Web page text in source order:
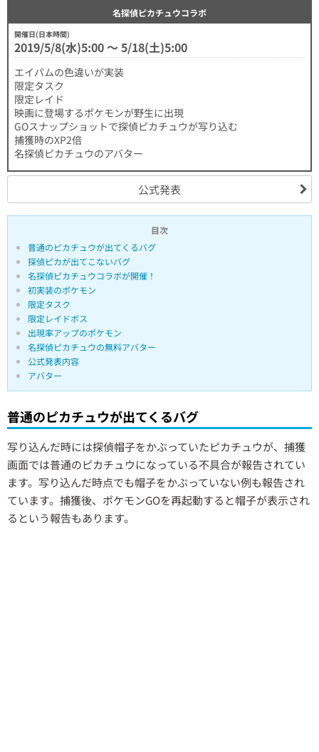
名探偵ピカチュウコラボ
開催日(日本時間)
2019/5/8(水)5:00 〜 5/18(土)5:00
エイパムの色違いが実装
限定タスク
限定レイド
映画に登場するポケモンが野生に出現
GOスナップショットで探偵ピカチュウが写り込む
捕獲時のXP2倍
名探偵ピカチュウのアバター
公式発表
目次
普通のピカチュウが出てくるバグ
探偵ピカが出てこないバグ
名探偵ピカチュウコラボが開催！
初実装のポケモン
限定タスク
限定レイドボス
出現率アップのポケモン
名探偵ピカチュウの無料アバター
公式発表内容
アバター
普通のピカチュウが出てくるバグ
写り込んだ時には探偵帽子をかぶっていたピカチュウが、捕獲
画面では普通のピカチュウになっている不具合が報告されてい
ます。写り込んだ時点でも帽子をかぶっていない例も報告され
ています。捕獲後、ポケモンGOを再起動すると帽子が表示され
るという報告もあります。